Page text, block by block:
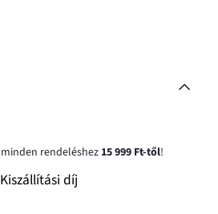
minden rendeléshez 15 999 Ft-től!
Kiszállítási díj